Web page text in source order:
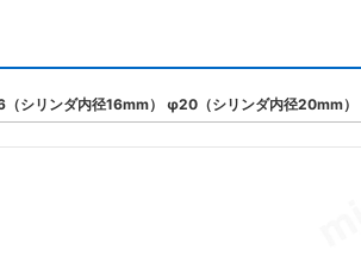
シリンダ内径16mm） φ20（シリンダ内径20mm）